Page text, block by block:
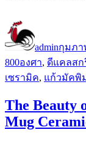
เขียน
adminเมื่อ
กุมภา
800องศา, ดีแคลสก
เซรามิค, แก้วมัคพิ
The Beauty
Mug